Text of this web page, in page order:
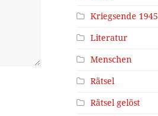
Kriegsende 1945
Literatur
Menschen
Rätsel
Rätsel gelöst